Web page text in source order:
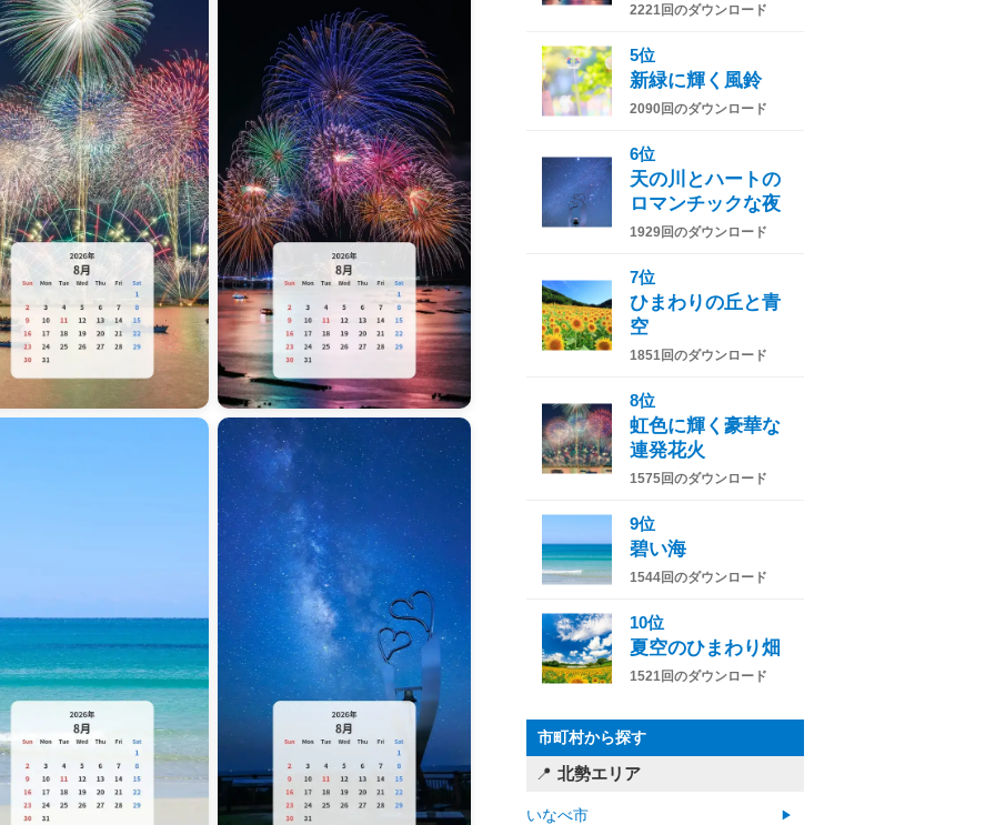
2221回のダウンロード
5位
新緑に輝く風鈴
2090回のダウンロード
6位
天の川とハートの
ロマンチックな夜
1929回のダウンロード
7位
ひまわりの丘と青
空
1851回のダウンロード
8位
虹色に輝く豪華な
連発花火
1575回のダウンロード
9位
碧い海
1544回のダウンロード
10位
夏空のひまわり畑
1521回のダウンロード
市町村から探す
北勢エリア
いなべ市